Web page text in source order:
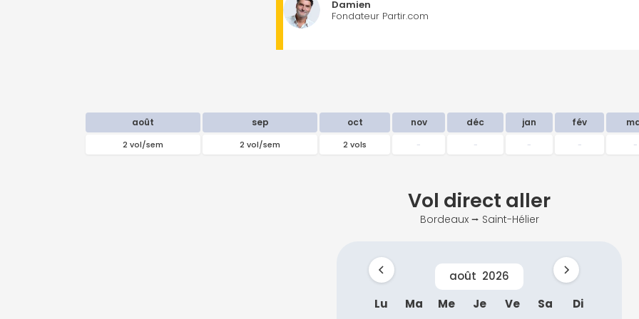
Damien
Fondateur Partir.com
août sep oct nov déc jan fév
2 vol/sem 2 vol/sem 2 vols - - - - -
Vol direct aller
Bordeaux ⭢ Saint-Hélier
août 2026
Lu
Ma Me Je Ve Sa Di